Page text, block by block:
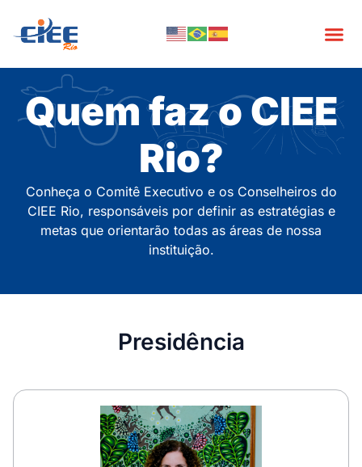
Quem faz o CIEE
Rio?
Conheça o Comitê Executivo e os Conselheiros do
CIEE Rio, responsáveis por definir as estratégias e
metas que orientarão todas as áreas de nossa
instituição.
Presidência